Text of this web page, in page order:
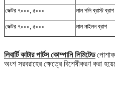
ভেক্টর ৭০০০, ৫০০০ লাল পলি ব্রাস্ট ব্রাশ
ভেক্টর ৭০০০, ৫০০০ লাল নাইলন ব্রাশ
লিবার্টি কাটার পার্টস কোম্পানি লিমিটেড
অংশ সরবরাহের ক্ষেত্রে বিশেষীকরণ করা